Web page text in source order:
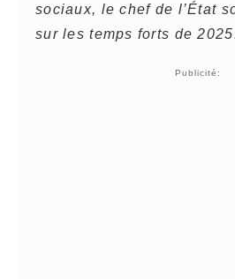
sociaux, le chef de l’État
sur les temps forts de
Publicité: